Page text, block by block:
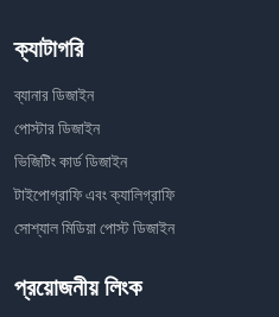
ক্যাটাগরি
ব্যানার ডিজাইন
পোস্টার ডিজাইন
ভিজিটিং কার্ড ডিজাইন
টাইপোগ্রাফি এবং ক্যালিগ্রাফি
সোশ্যাল মিডিয়া পোস্ট ডিজাইন
প্রয়োজনীয় লিংক